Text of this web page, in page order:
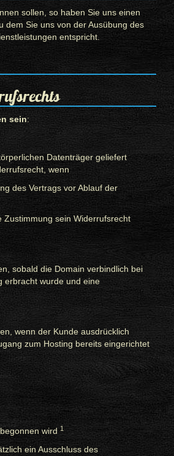
sollen, so haben Sie uns einen
dem Sie uns von der Ausübung des
entspricht.
sein:
Datenträger geliefert
wenn
des Vertrags vor Ablauf der
sein Widerrufsrecht
sobald die Domain verbindlich bei
erbracht wurde und eine
wenn der Kunde ausdrücklich
zum Hosting bereits eingerichtet
wird 1
ein Ausschluss des